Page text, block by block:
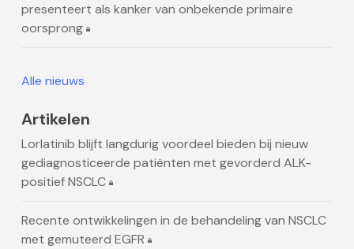
presenteert als kanker van onbekende primaire
oorsprong
Alle nieuws
Artikelen
Lorlatinib blijft langdurig voordeel bieden bij nieuw
gediagnosticeerde patiënten met gevorderd ALK-
positief NSCLC
Recente ontwikkelingen in de behandeling van NSCLC
met gemuteerd EGFR